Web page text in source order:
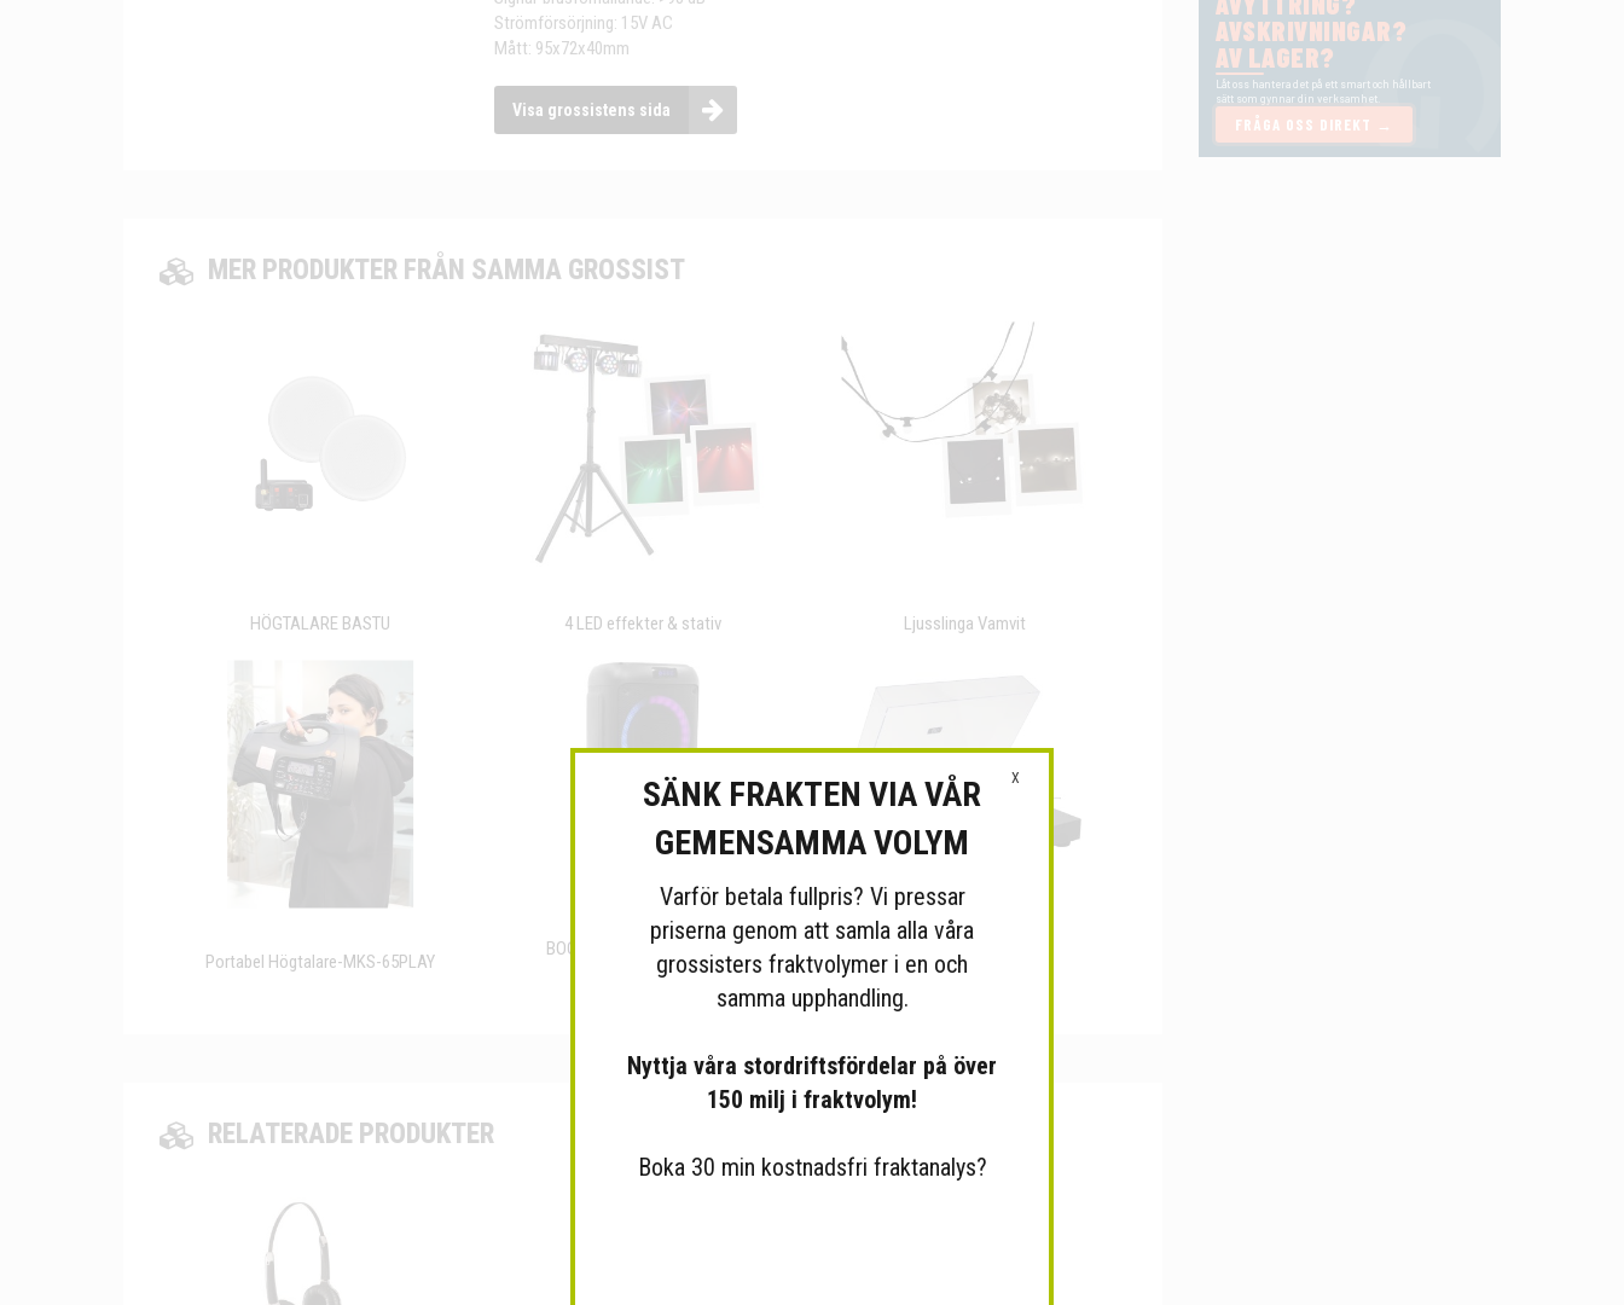
Strömförsörjning: 15V AC
Mått: 95x72x40mm
Visa grossistens sida
MER PRODUKTER FRÅN SAMMA GROSSIST
HÖGTALARE BASTU 4 LED effekter & stativ Ljusslinga Vamvit
Portabel Högtalare-MKS-65PLAY
BOOMaster 300 – Portabelt
Högtalarsystem
Skivspelare
RELATERADE PRODUKTER
X
SÄNK FRAKTEN VIA VÅR
GEMENSAMMA VOLYM
Varför betala fullpris? Vi pressar
priserna genom att samla alla våra
grossisters fraktvolymer i en och
samma upphandling.
Nyttja våra stordriftsfördelar på över
150 milj i fraktvolym!
Boka 30 min kostnadsfri fraktanalys?